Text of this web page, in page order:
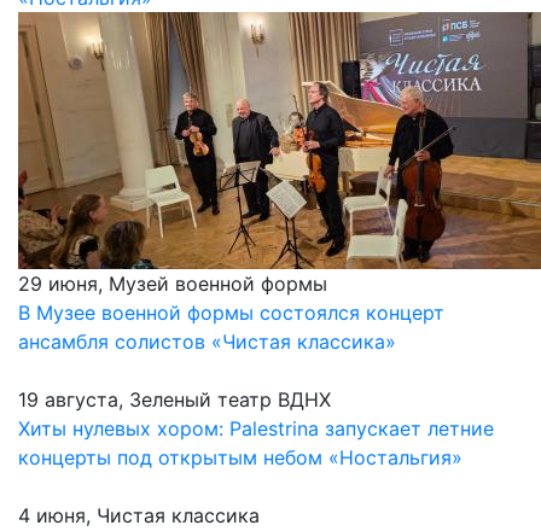
29 июня, Музей военной формы
В Музее военной формы состоялся концерт
ансамбля солистов «Чистая классика»
19 августа, Зеленый театр ВДНХ
Хиты нулевых хором: Palestrina запускает летние
концерты под открытым небом «Ностальгия»
4 июня, Чистая классика